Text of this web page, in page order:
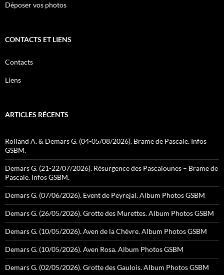
Déposer vos photos
CONTACTS ET LIENS
Contacts
Liens
ARTICLES RÉCENTS
Rolland A. & Demars G. (04-05/08/2026). Brame de Pascale. Infos
GSBM.
Demars G. (21-22/07/2026). Résurgence des Pascalounes – Brame de
Pascale. Infos GSBM.
Demars G. (07/06/2026). Event de Peyrejal. Album Photos GSBM
Demars G. (26/05/2026). Grotte des Murettes. Album Photos GSBM
Demars G. (10/05/2026). Aven de la Chèvre. Album Photos GSBM
Demars G. (10/05/2026). Aven Rosa. Album Photos GSBM
Demars G. (02/05/2026). Grotte des Gaulois. Album Photos GSBM